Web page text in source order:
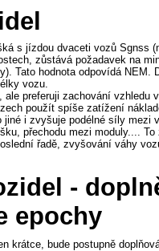
s jízdou dvaceti vozů Sgnss
zůstává požadavek na
Tato hodnota odpovídá NEM.
vozu.
ale preferuji zachování vzhledu
použít spíše zatížení
jiné i zvyšuje podélné síly
přechodu mezi moduly....
řadě, zvyšování váhy
-
epochy
krátce, bude postupně